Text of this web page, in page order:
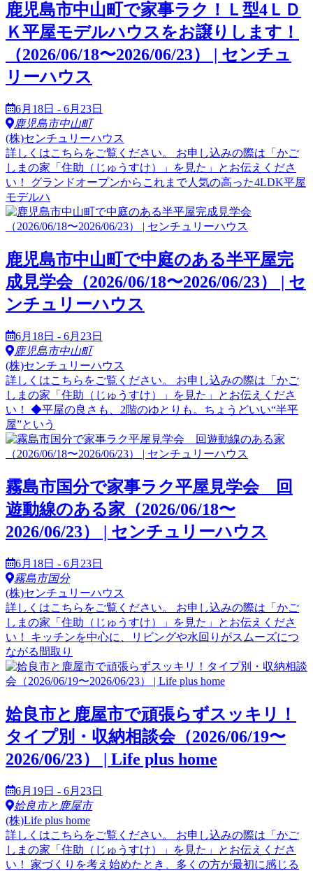
鹿児島市中山町で家事ラク！Ｌ型4ＬＤ
Ｋ平屋モデルハウスをお譲りします！
（2026/06/18〜2026/06/23） | センチュ
リーハウス
6月18日 - 6月23日
鹿児島市中山町
(株)センチュリーハウス
詳しくはこちらをご覧ください。 お申し込みの際は「かご
しまの家「住助（じゅうすけ）」を見た」とお伝えくださ
い！ グランドオープンからこれまで人気の高った4LDK平屋
モデルハ
鹿児島市中山町で中庭のある半平屋完
成見学会（2026/06/18〜2026/06/23） | セ
ンチュリーハウス
6月18日 - 6月23日
鹿児島市中山町
(株)センチュリーハウス
詳しくはこちらをご覧ください。 お申し込みの際は「かご
しまの家「住助（じゅうすけ）」を見た」とお伝えくださ
い！ ◆平屋の良さも、2階のゆとりも。ちょうどいい“半平
屋”という
霧島市国分で家事ラク平屋見学会 回
遊動線のある家（2026/06/18〜
2026/06/23） | センチュリーハウス
6月18日 - 6月23日
霧島市国分
(株)センチュリーハウス
詳しくはこちらをご覧ください。 お申し込みの際は「かご
しまの家「住助（じゅうすけ）」を見た」とお伝えくださ
い！ キッチンを中心に、リビングや水回りがスムーズにつ
ながる間取り
姶良市と鹿屋市で頑張らずスッキリ！
タイプ別・収納相談会（2026/06/19〜
2026/06/23） | Life plus home
6月19日 - 6月23日
姶良市と鹿屋市
(株)Life plus home
詳しくはこちらをご覧ください。 お申し込みの際は「かご
しまの家「住助（じゅうすけ）」を見た」とお伝えくださ
い！ 家づくりを考え始めたとき、多くの方が最初に感じる